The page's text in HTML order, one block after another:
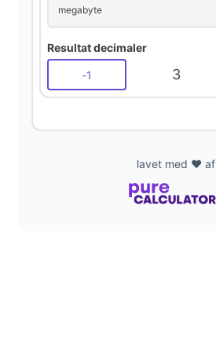
megabyte
Resultat decimaler
-1 3
lavet med ❤️ af